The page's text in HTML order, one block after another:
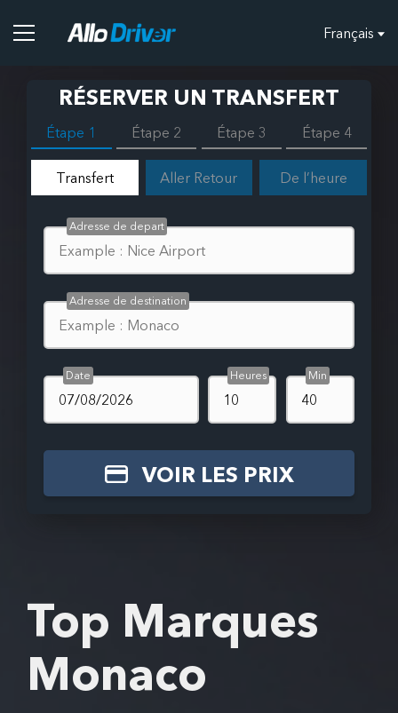
Français
RÉSERVER UN TRANSFERT
Étape 1 Étape 2 Étape 3 Étape 4
Transfert Aller Retour De l’heure
Adresse de depart
Adresse de destination
Date Heures Min
VOIR LES PRIX
Top Marques
Monaco